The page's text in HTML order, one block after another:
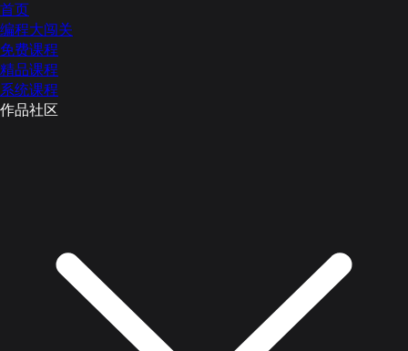
首页
编程大闯关
免费课程
精品课程
系统课程
作品社区